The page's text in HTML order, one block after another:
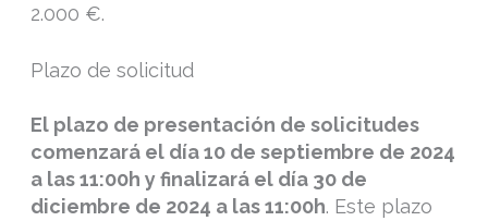
2.000 €.
Plazo de solicitud
El plazo de presentación de solicitudes
comenzará el día 10 de septiembre de 2024
a las 11:00h y finalizará el día 30 de
diciembre de 2024 a las 11:00h. Este plazo